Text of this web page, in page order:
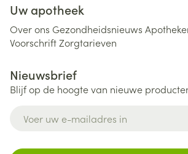
Uw apotheek
Over ons Gezondheidsnieuws
VoorschriftZorgtarieven
Nieuwsbrief
Blijf op de hoogte van nieuwe